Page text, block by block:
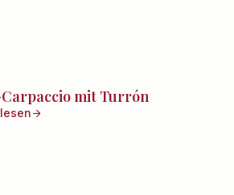
mit Turrón